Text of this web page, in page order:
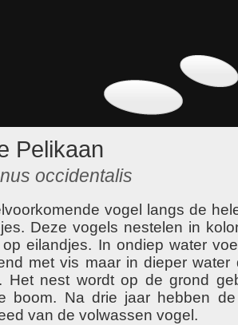
Pelikaan
occidentalis
vogel langs de
Deze vogels nestelen in
op eilandjes. In ondiep water
met vis maar in dieper water
Het nest wordt op de grond
boom. Na drie jaar hebben
van de volwassen vogel.